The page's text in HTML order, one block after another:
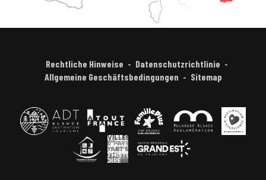
Rechtliche Hinweise
Datenschutzrichtlinie
Allgemeine Geschäftsbedingungen
Sitemap